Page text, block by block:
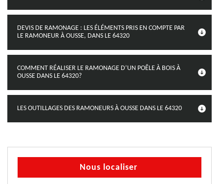
DEVIS DE RAMONAGE : LES ÉLÉMENTS PRIS EN COMPTE PAR
LE RAMONEUR À OUSSE, DANS LE 64320
COMMENT RÉALISER LE RAMONAGE D’UN POÊLE À BOIS À
OUSSE DANS LE 64320?
LES OUTILLAGES DES RAMONEURS À OUSSE DANS LE 64320
Nous localiser